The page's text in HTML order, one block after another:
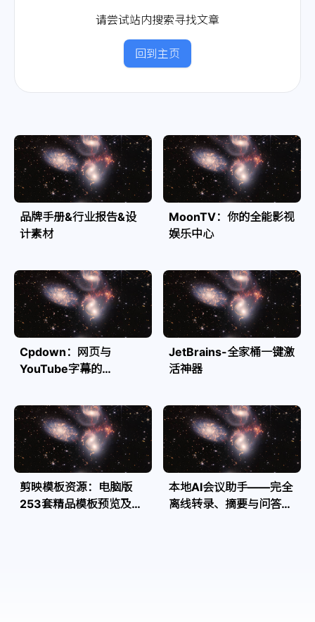
请尝试站内搜索寻找文章
回到主页
品牌手册&行业报告&设
计素材
MoonTV：你的全能影视
娱乐中心
Cpdown：网页与
YouTube字幕的
JetBrains-全家桶一键激
活神器
剪映模板资源：电脑版
253套精品模板预览及源
本地AI会议助手——完全
离线转录、摘要与问答，